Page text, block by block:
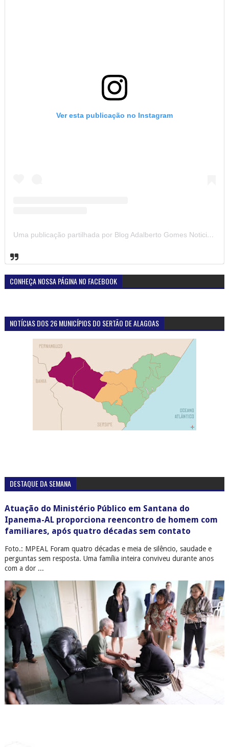
Ver esta publicação no Instagram
Uma publicação partilhada por Blog Adalberto Gomes Noticias (@blogadalbertogomesnoticiass)
CONHEÇA NOSSA PÁGINA NO FACEBOOK
NOTÍCIAS DOS 26 MUNICÍPIOS DO SERTÃO DE ALAGOAS
DESTAQUE DA SEMANA
Atuação do Ministério Público em Santana do
Ipanema-AL proporciona reencontro de homem com
familiares, após quatro décadas sem contato
Foto.: MPEAL Foram quatro décadas e meia de silêncio, saudade e
perguntas sem resposta. Uma família inteira conviveu durante anos
com a dor ...